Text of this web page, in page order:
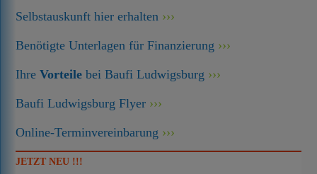
Selbstauskunft hier erhalten
Benötigte Unterlagen für Finanzierung
IhreVorteile bei Baufi Ludwigsburg
Baufi Ludwigsburg Flyer
Online-Terminvereinbarung
JETZT NEU !!!